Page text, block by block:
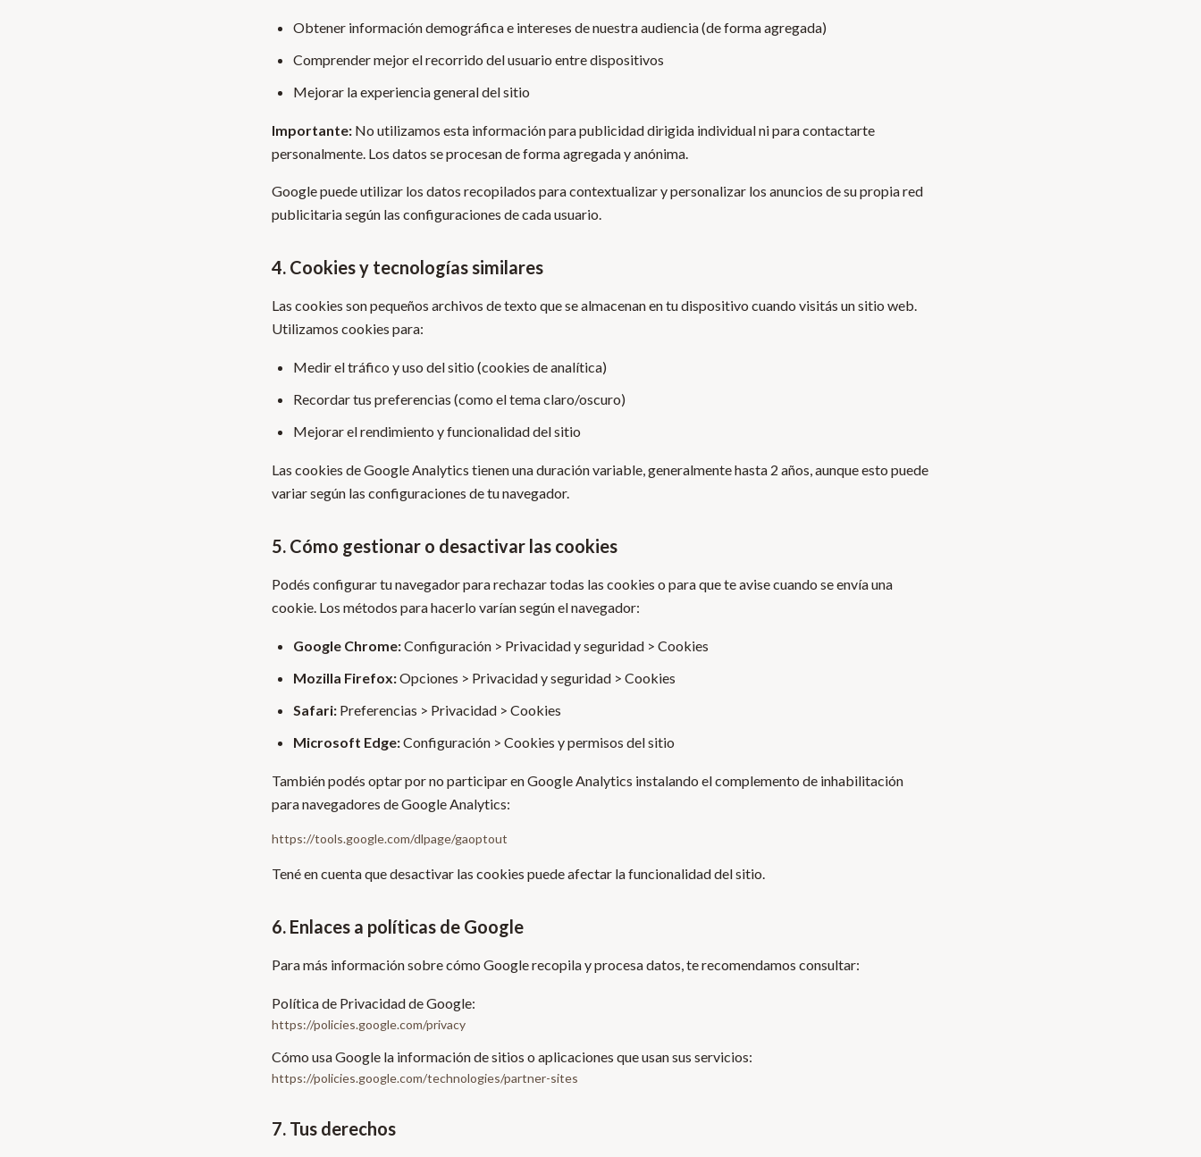
Obtener información demográfica e intereses de nuestra audiencia (de forma agregada)
Comprender mejor el recorrido del usuario entre dispositivos
Mejorar la experiencia general del sitio
Importante: No utilizamos esta información para publicidad dirigida individual ni para contactarte
personalmente. Los datos se procesan de forma agregada y anónima.
Google puede utilizar los datos recopilados para contextualizar y personalizar los anuncios de su propia red
publicitaria según las configuraciones de cada usuario.
4. Cookies y tecnologías similares
Las cookies son pequeños archivos de texto que se almacenan en tu dispositivo cuando visitás un sitio web.
Utilizamos cookies para:
Medir el tráfico y uso del sitio (cookies de analítica)
Recordar tus preferencias (como el tema claro/oscuro)
Mejorar el rendimiento y funcionalidad del sitio
Las cookies de Google Analytics tienen una duración variable, generalmente hasta 2 años, aunque esto puede
variar según las configuraciones de tu navegador.
5. Cómo gestionar o desactivar las cookies
Podés configurar tu navegador para rechazar todas las cookies o para que te avise cuando se envía una
cookie. Los métodos para hacerlo varían según el navegador:
Google Chrome:Configuración > Privacidad y seguridad > Cookies
Mozilla Firefox:Opciones > Privacidad y seguridad > Cookies
Safari: Preferencias > Privacidad > Cookies
Microsoft Edge:Configuración > Cookies y permisos del sitio
También podés optar por no participar en Google Analytics instalando el complemento de inhabilitación
para navegadores de Google Analytics:
https://tools.google.com/dlpage/gaoptout
Tené en cuenta que desactivar las cookies puede afectar la funcionalidad del sitio.
6. Enlaces a políticas de Google
Para más información sobre cómo Google recopila y procesa datos, te recomendamos consultar:
Política de Privacidad de Google:
https://policies.google.com/privacy
Cómo usa Google la información de sitios o aplicaciones que usan sus servicios:
https://policies.google.com/technologies/partner-sites
7. Tus derechos